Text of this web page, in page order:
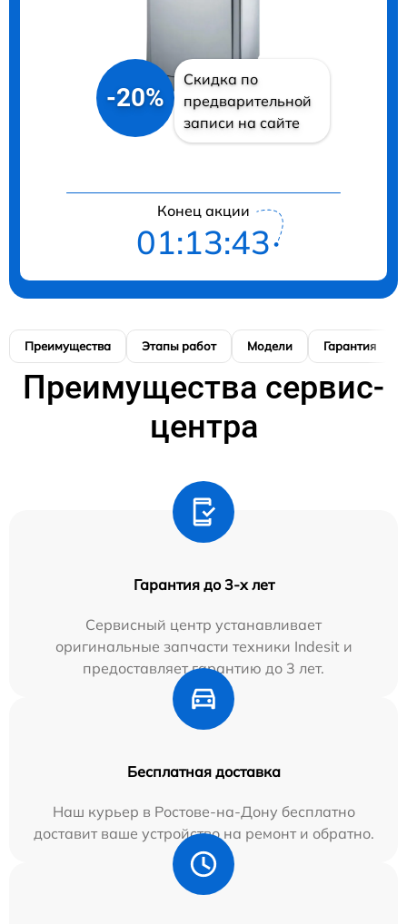
-20%
Скидка по
предварительной
записи на сайте
Конец акции
01:13:42
Преимущества Этапы работ Модели Гарантия
Преимущества сервис-
центра
Гарантия до 3-х лет
Сервисный центр устанавливает
оригинальные запчасти техники Indesit и
предоставляет гарантию до 3 лет.
Бесплатная доставка
Наш курьер в Ростове-на-Дону бесплатно
доставит ваше устройство на ремонт и обратно.